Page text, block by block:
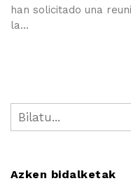
han solicitado una
la...
Azken bidalketak